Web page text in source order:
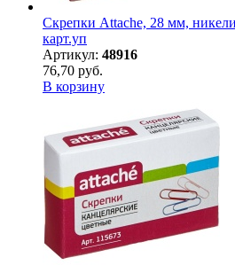
Скрепки Attache, 28 мм,
карт.уп
Артикул: 48916
76,70 руб.
В корзину